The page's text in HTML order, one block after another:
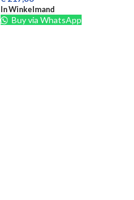
In Winkelmand
Buy via WhatsApp